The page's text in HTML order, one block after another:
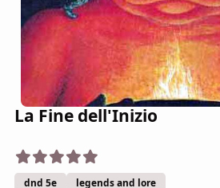
La Fine dell'Inizio
dnd 5e legends and lore